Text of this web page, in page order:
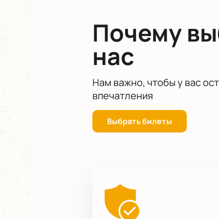
настоящее время является ее
коллаборациями с такими
Увидеть выступление
Оцените все удобства онлайн
Почему
нас
Нам важно, чтобы у вас
впечатления
Выбрать билеты